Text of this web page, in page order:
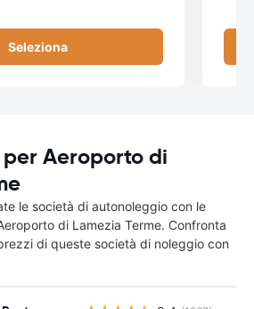
Seleziona
Aeroporto di
le società di autonoleggio con le
di Lamezia Terme. Confronta
di queste società di noleggio con